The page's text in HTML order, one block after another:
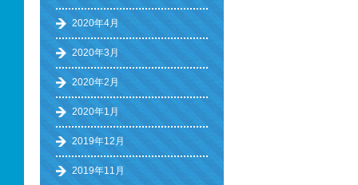
2020年4月
2020年3月
2020年2月
2020年1月
2019年12月
2019年11月